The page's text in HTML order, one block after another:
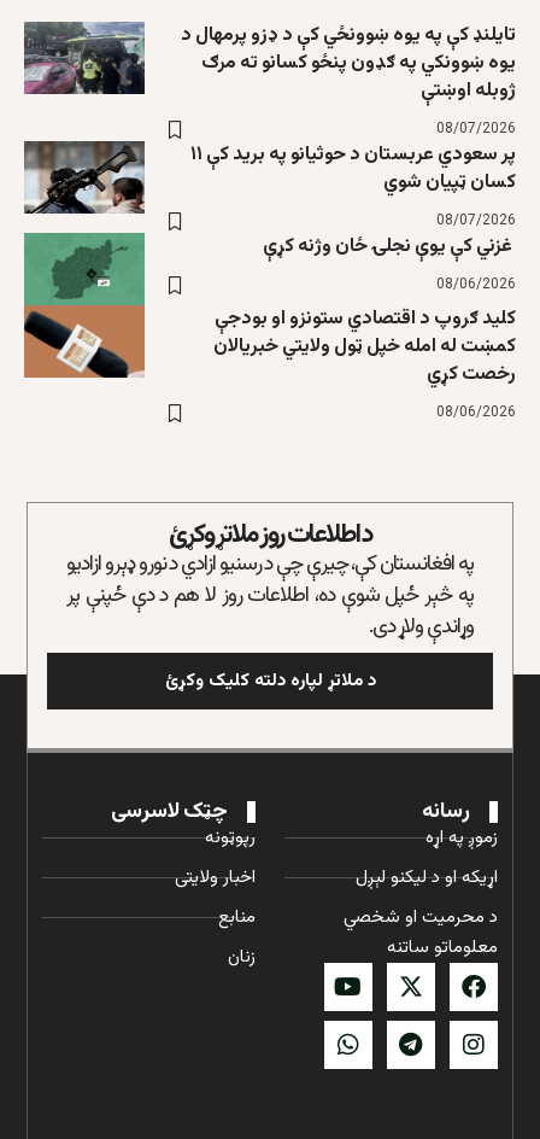
تایلنډ کې په یوه ښوونځي کې د ډزو پرمهال د
یوه ښوونکي په ګډون پنځو کسانو ته مرګ
ژوبله اوښتې
08/07/2026
پر سعودي عربستان د حوثیانو په برید کې ۱۱
کسان ټپیان شوي
08/07/2026
غزني کې یوې نجلۍ ځان وژنه کړې
08/06/2026
کلید ګروپ د اقتصادي ستونزو او بودجې
کمښت له امله خپل ټول ولایتي خبریالان
رخصت کړي
08/06/2026
د اطلاعات روز ملاتړ وکړئ
په افغانستان کې، چیرې چې د رسنیو ازادي د نورو ډېرو ازادیو
په څېر ځپل شوې ده، اطلاعات روز لا هم د دې ځپنې پر
وړاندې ولاړ دی.
د ملاتړ لپاره دلته کلیک وکړئ
رسانه
زموږ په اړه
اړیکه او د لیکنو لېږل
د محرمیت او شخصي
معلوماتو ساتنه
چټک لاسرسی
رپوټونه
اخبار ولایتی
منابع
زنان